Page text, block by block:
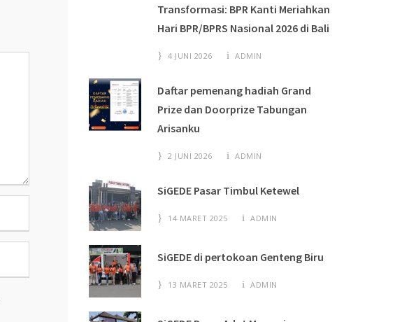
Transformasi: BPR Kanti Meriahkan
Hari BPR/BPRS Nasional 2026 di Bali
4 JUNI 2026 ADMIN
Daftar pemenang hadiah Grand
Prize dan Doorprize Tabungan
Arisanku
2 JUNI 2026 ADMIN
SiGEDE Pasar Timbul Ketewel
14 MARET 2025 ADMIN
SiGEDE di pertokoan Genteng Biru
13 MARET 2025 ADMIN